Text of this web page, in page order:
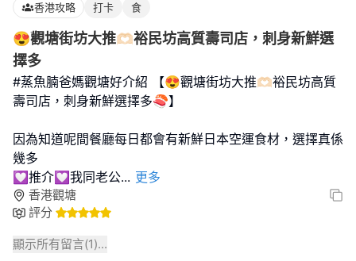
香港攻略 打卡 食
😍觀塘街坊大推🫶🏻裕民坊高質壽司店，刺身新鮮選
擇多
#蒸魚腩爸媽觀塘好介紹 【😍觀塘街坊大推🫶🏻裕民坊高質
壽司店，刺身新鮮選擇多🍣】
因為知道呢間餐廳每日都會有新鮮日本空運食材，選擇真係
幾多
💟推介💟我同老公... 更多
香港觀塘
評分
顯示所有留言(1)...